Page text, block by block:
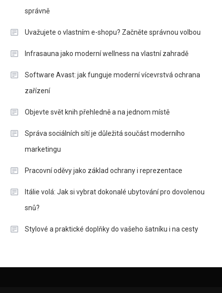
správně
Uvažujete o vlastním e-shopu? Začněte správnou volbou
Infrasauna jako moderní wellness na vlastní zahradě
Software Avast: jak funguje moderní vícevrstvá ochrana
zařízení
Objevte svět knih přehledně a na jednom místě
Správa sociálních sítí je důležitá součást moderního
marketingu
Pracovní oděvy jako základ ochrany i reprezentace
Itálie volá: Jak si vybrat dokonalé ubytování pro dovolenou
snů?
Stylové a praktické doplňky do vašeho šatníku i na cesty